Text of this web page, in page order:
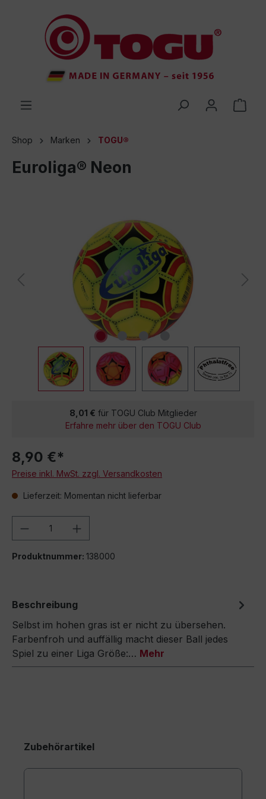
springen
Shop Marken TOGU®
Euroliga® Neon
8,01 € für TOGU Club Mitglieder
Erfahre mehr über den TOGU Club
8,90 €*
Preise inkl. MwSt. zzgl. Versandkosten
Lieferzeit: Momentan nicht lieferbar
Produkt Anzahl: Gib den
Produktnummer: 138000
Beschreibung
Selbst im hohen gras ist er nicht zu übersehen.
Farbenfroh und auffällig macht dieser Ball jedes
Spiel zu einer Liga Größe:… Mehr
Zubehörartikel